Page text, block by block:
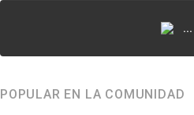
...
POPULAR EN LA COMUNIDAD